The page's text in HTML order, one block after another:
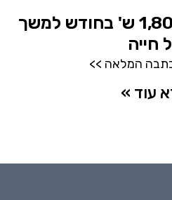
ישלם לגרושתו 1,800 ש' בחודש למשך
חייה
המלאה >>
עוד »